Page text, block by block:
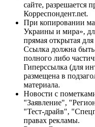
сайте, разрешается
Корреспондент.net.
При копировании
Украины и мира»,
прямая открытая
Ссылка должна быть
полного либо
Гиперссылка (для
размещена в
материала.
Новости с
"Заявление",
"Тест-драйв",
правах рекламы.